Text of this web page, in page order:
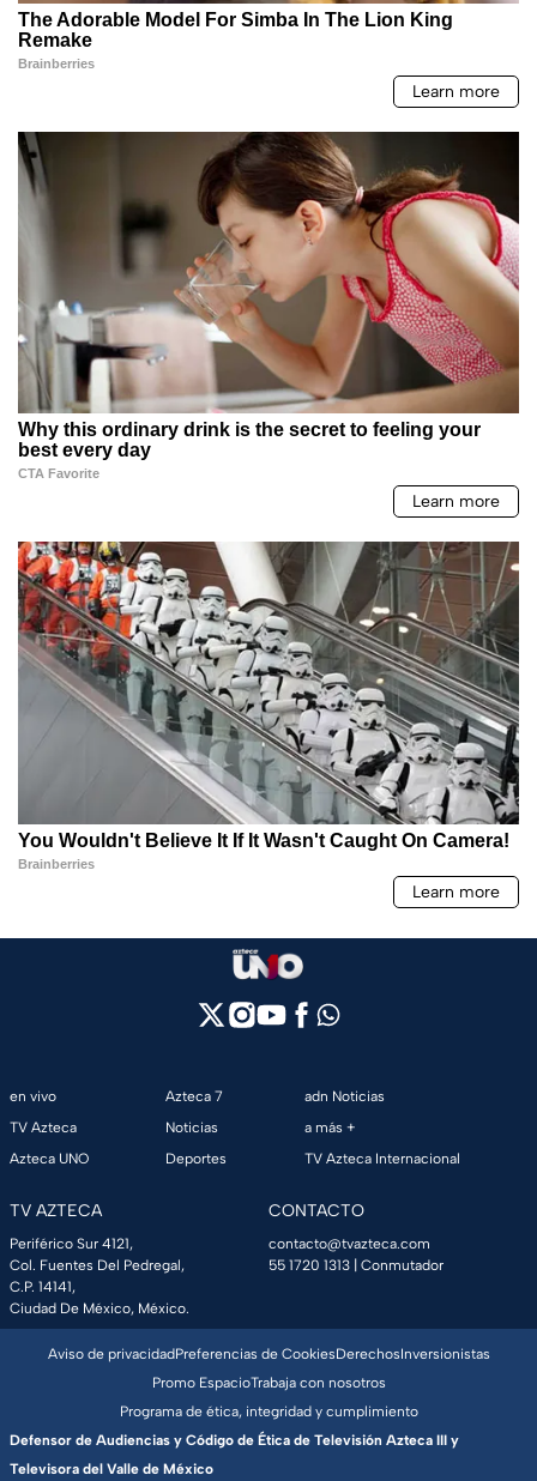
en vivo
TV Azteca
Azteca UNO
Azteca 7
Noticias
Deportes
adn Noticias
a más +
TV Azteca Internacional
TV AZTECA
Periférico Sur 4121,
Col. Fuentes Del Pedregal,
C.P. 14141,
Ciudad De México, México.
CONTACTO
contacto@tvazteca.com
55 1720 1313 | Conmutador
Aviso de privacidadPreferencias de CookiesDerechosInversionistas
Promo EspacioTrabaja con nosotros
Programa de ética, integridad y cumplimiento
Defensor de Audiencias y Código de Ética de Televisión Azteca III y
Televisora del Valle de México